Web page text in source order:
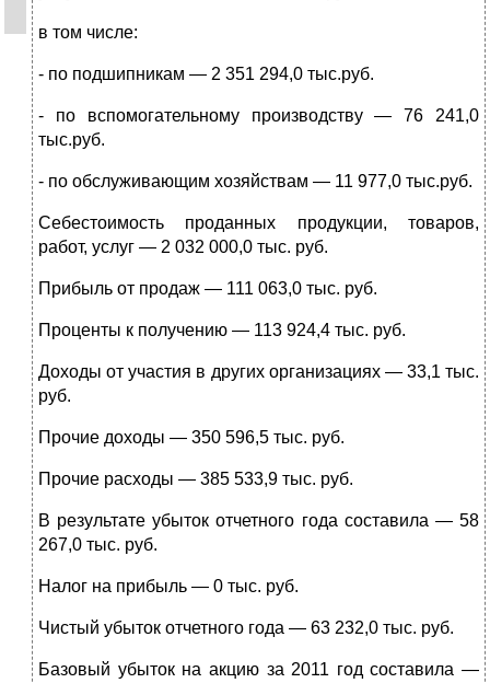
в том числе:
- по подшипникам — 2 351 294,0 тыс.руб.
- по вспомогательному производству — 76 241,0
тыс.руб.
- по обслуживающим хозяйствам — 11 977,0 тыс.руб.
Себестоимость проданных продукции, товаров,
работ, услуг — 2 032 000,0 тыс. руб.
Прибыль от продаж — 111 063,0 тыс. руб.
Проценты к получению — 113 924,4 тыс. руб.
Доходы от участия в других организациях — 33,1 тыс.
руб.
Прочие доходы — 350 596,5 тыс. руб.
Прочие расходы — 385 533,9 тыс. руб.
В результате убыток отчетного года составила — 58
267,0 тыс. руб.
Налог на прибыль — 0 тыс. руб.
Чистый убыток отчетного года — 63 232,0 тыс. руб.
Базовый убыток на акцию за 2011 год составила —